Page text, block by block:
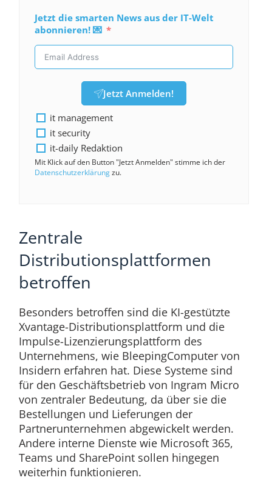
Jetzt die smarten News aus der IT-Welt
abonnieren! 💌
Jetzt Anmelden!
it management
it security
it-daily Redaktion
Mit Klick auf den Button "Jetzt Anmelden" stimme ich der
Datenschutzerklärungzu.
Zentrale
Distributionsplattformen
betroffen
Besonders betroffen sind die KI-gestützte
Xvantage-Distributionsplattform und die
Impulse-Lizenzierungsplattform des
Unternehmens, wie BleepingComputer von
Insidern erfahren hat. Diese Systeme sind
für den Geschäftsbetrieb von Ingram Micro
von zentraler Bedeutung, da über sie die
Bestellungen und Lieferungen der
Partnerunternehmen abgewickelt werden.
Andere interne Dienste wie Microsoft 365,
Teams und SharePoint sollen hingegen
weiterhin funktionieren.